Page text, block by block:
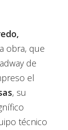
obra, que
de
el
, su
técnico